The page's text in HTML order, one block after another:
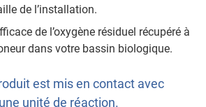
de l’installation.
de l’oxygène résiduel récupéré à
dans votre bassin biologique.
est mis en contact avec
unité de réaction.